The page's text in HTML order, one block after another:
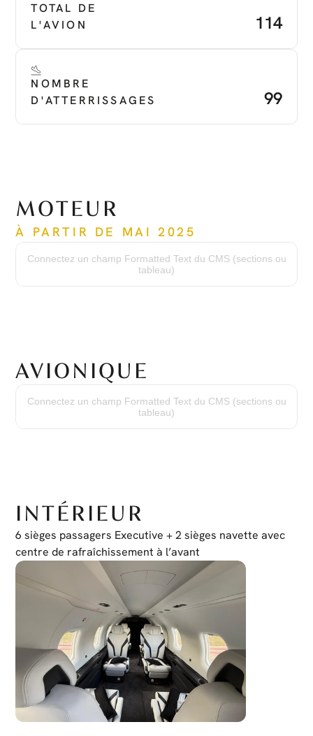
TOTAL DE
L'AVION
114
NOMBRE
D'ATTERRISSAGES
99
MOTEUR
À PARTIR DE MAI 2025
114 heures
Cycles depuis la mise en service
Connectez un champ Formatted Text du CMS (sections ou
tableau)
AVIONIQUE
TAWS Classe A
Système d'évitement des collisions en vol
Connectez un champ Formatted Text du CMS (sections ou
tableau)
INTÉRIEUR
6 sièges passagers Executive + 2 sièges navette avec
centre de rafraîchissement à l’avant